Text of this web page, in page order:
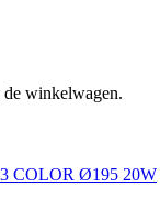
winkelwagen.